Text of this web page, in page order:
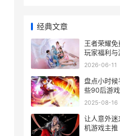
经典文章
王者荣耀免
玩家福利与
赢之道
2026-06-11
盘点小时
些90后游
隐藏的高分
2025-08-16
让人意外
机游戏主推